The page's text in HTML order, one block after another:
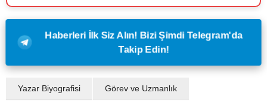
Haberleri İlk Siz Alın! Bizi Şimdi Telegram'da
Takip Edin!
Yazar Biyografisi Görev ve Uzmanlık